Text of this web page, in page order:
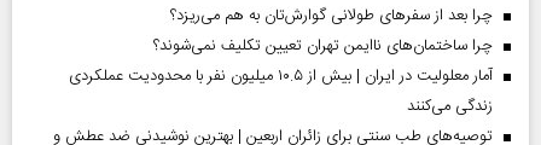
چرا بعد از سفرهای طولانی گوارش‌تان به هم می‌ریزد؟
چرا ساختمان‌های ناایمن تهران تعیین تکلیف نمی‌شوند؟
آمار معلولیت در ایران | بیش از ۱۰.۵ میلیون نفر با محدودیت عملکردی
زندگی می‌کنند
توصیه‌های طب سنتی برای زائران اربعین | بهترین نوشیدنی ضد عطش و